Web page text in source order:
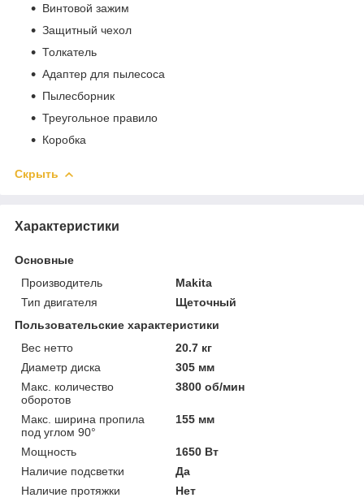
Винтовой зажим
Защитный чехол
Толкатель
Адаптер для пылесоса
Пылесборник
Треугольное правило
Коробка
Скрыть
Характеристики
Основные
Производитель
Makita
Тип двигателя
Щеточный
Пользовательские характеристики
Вес нетто
20.7 кг
Диаметр диска
305 мм
Макс. количество
оборотов
3800 об/мин
Макс. ширина пропила
под углом 90°
155 мм
Мощность
1650 Вт
Наличие подсветки
Да
Наличие протяжки
Нет